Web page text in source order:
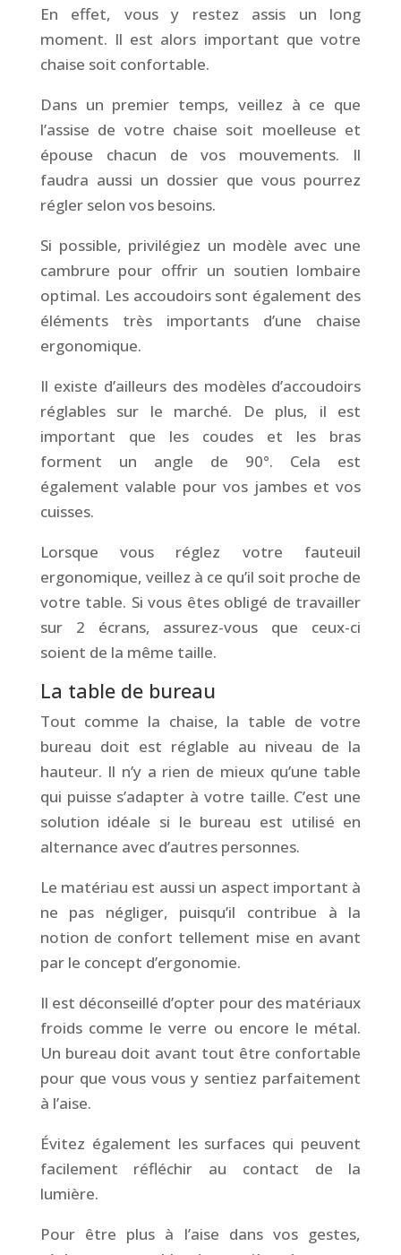
En effet, vous y restez assis un long
moment. Il est alors important que votre
chaise soit confortable.
Dans un premier temps, veillez à ce que
l’assise de votre chaise soit moelleuse et
épouse chacun de vos mouvements. Il
faudra aussi un dossier que vous pourrez
régler selon vos besoins.
Si possible, privilégiez un modèle avec une
cambrure pour offrir un soutien lombaire
optimal. Les accoudoirs sont également des
éléments très importants d’une chaise
ergonomique.
Il existe d’ailleurs des modèles d’accoudoirs
réglables sur le marché. De plus, il est
important que les coudes et les bras
forment un angle de 90°. Cela est
également valable pour vos jambes et vos
cuisses.
Lorsque vous réglez votre fauteuil
ergonomique, veillez à ce qu’il soit proche de
votre table. Si vous êtes obligé de travailler
sur 2 écrans, assurez-vous que ceux-ci
soient de la même taille.
La table de bureau
Tout comme la chaise, la table de votre
bureau doit est réglable au niveau de la
hauteur. Il n’y a rien de mieux qu’une table
qui puisse s’adapter à votre taille. C’est une
solution idéale si le bureau est utilisé en
alternance avec d’autres personnes.
Le matériau est aussi un aspect important à
ne pas négliger, puisqu’il contribue à la
notion de confort tellement mise en avant
par le concept d’ergonomie.
Il est déconseillé d’opter pour des matériaux
froids comme le verre ou encore le métal.
Un bureau doit avant tout être confortable
pour que vous vous y sentiez parfaitement
à l’aise.
Évitez également les surfaces qui peuvent
facilement réfléchir au contact de la
lumière.
Pour être plus à l’aise dans vos gestes,